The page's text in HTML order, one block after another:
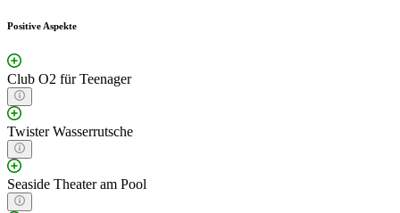
Positive Aspekte
Club O2 für Teenager
Twister Wasserrutsche
Seaside Theater am Pool